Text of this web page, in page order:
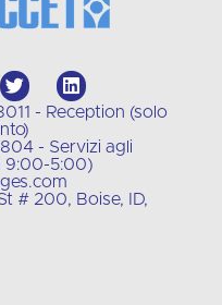
- Reception (solo
- Servizi agli
9:00-5:00)
# 200, Boise, ID,